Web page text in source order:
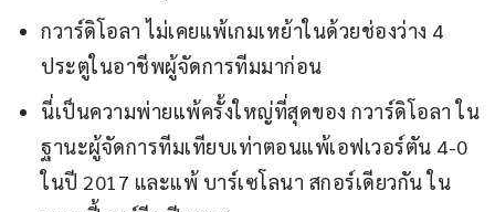
กวาร์ดิโอลา ไม่เคยแพ้เกมเหย้าในด้วยช่องว่าง 4
ประตูในอาชีพผู้จัดการทีมมาก่อน
นี่เป็นความพ่ายแพ้ครั้งใหญ่ที่สุดของ กวาร์ดิโอลา ใน
ฐานะผู้จัดการทีมเทียบเท่าตอนแพ้เอฟเวอร์ตัน 4-0
ในปี 2017 และแพ้ บาร์เซโลนา สกอร์เดียวกัน ใน